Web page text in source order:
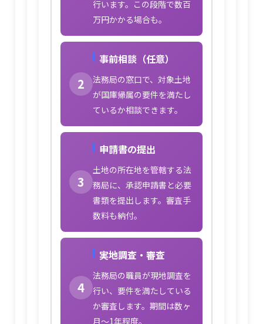
行います。この段階で数百
万円かかる場合も。
2
事前相談（任意）
法務局の窓口で、対象土地
が国庫帰属の要件を満たし
ているか相談できます。
3
申請書の提出
土地の所在地を管轄する法
務局に、承認申請書と必要
書類を提出します。審査手
数料も納付。
4
実地調査・審査
法務局の職員が現地調査を
行い、要件を満たしている
か審査します。期間は数ヶ
月〜1年程度。